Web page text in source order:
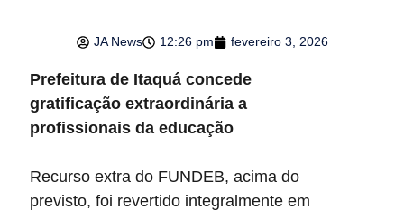
JA News 12:26 pm fevereiro 3, 2026
Prefeitura de Itaquá concede
gratificação extraordinária a
profissionais da educação
Recurso extra do FUNDEB, acima do
previsto, foi revertido integralmente em